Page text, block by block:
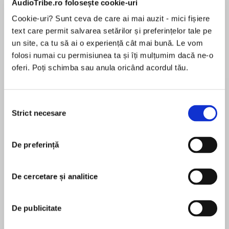
AudioTribe.ro folosește cookie-uri
Cookie-uri? Sunt ceva de care ai mai auzit - mici fișiere
text care permit salvarea setărilor și preferințelor tale pe
un site, ca tu să ai o experiență cât mai bună. Le vom
folosi numai cu permisiunea ta și îți mulțumim dacă ne-o
oferi. Poți schimba sau anula oricând acordul tău.
consimțământului
Strict necesare
De preferință
De cercetare și analitice
De publicitate
Desprecarte
‘Eerily page-turning and wonderfully twisty.’
Kimberly McCreight, New York Times
One of them knows what happened that night…
For twelve-year-old Cora Landry and her friends
Violet and Jordyn, it was supposed to be an
boys. But when they decide to sneak out to go
to the abandoned rail yard on the outskirts of
town, little do they know that their innocent
games will have dangerous consequences…
pentru această carte
Heather Gudenkauf is the critically acclaimed